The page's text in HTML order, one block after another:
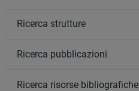
Ricerca strutture
Ricerca pubblicazioni
Ricerca risorse bibliografiche